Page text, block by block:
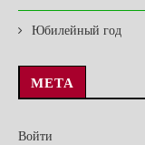
Юбилейный год
МЕТА
Войти